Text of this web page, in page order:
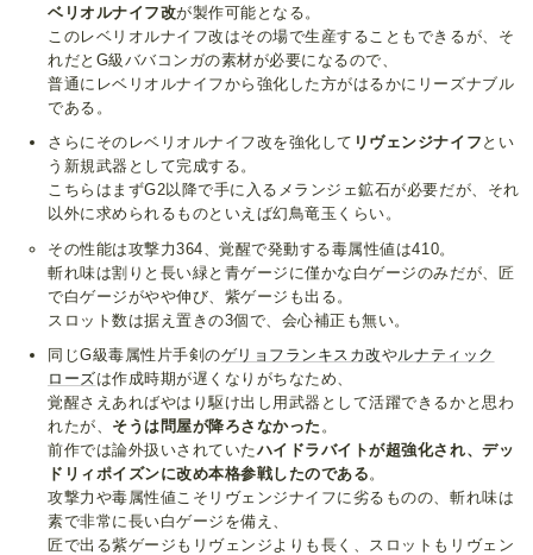
ベリオルナイフ改が製作可能となる。
このレベリオルナイフ改はその場で生産することもできるが、そ
れだとG級ババコンガの素材が必要になるので、
普通にレベリオルナイフから強化した方がはるかにリーズナブル
である。
さらにそのレベリオルナイフ改を強化して リヴェンジナイフ とい
う新規武器として完成する。
こちらはまずG2以降で手に入るメランジェ鉱石が必要だが、それ
以外に求められるものといえば幻鳥竜玉くらい。
その性能は攻撃力364、覚醒で発動する毒属性値は410。
斬れ味は割りと長い緑と青ゲージに僅かな白ゲージのみだが、匠
で白ゲージがやや伸び、紫ゲージも出る。
スロット数は据え置きの3個で、会心補正も無い。
同じG級毒属性片手剣のゲリョフランキスカ改やルナティック
ローズは作成時期が遅くなりがちなため、
覚醒さえあればやはり駆け出し用武器として活躍できるかと思わ
れたが、 そうは問屋が降ろさなかった 。
前作では論外扱いされていたハイドラバイトが超強化され、デッ
ドリィポイズンに改め本格参戦したのである 。
攻撃力や毒属性値こそリヴェンジナイフに劣るものの、斬れ味は
素で非常に長い白ゲージを備え、
匠で出る紫ゲージもリヴェンジよりも長く、スロットもリヴェン